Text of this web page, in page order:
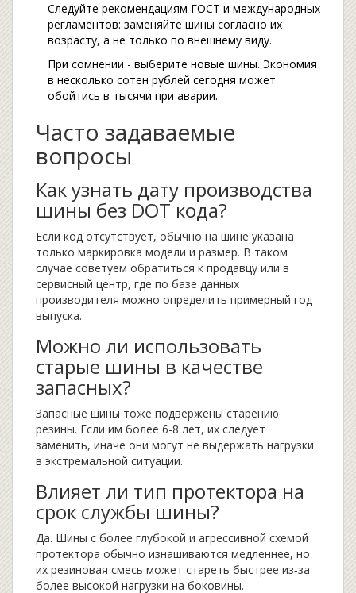
Следуйте рекомендациям ГОСТ и международных
регламентов: заменяйте шины согласно их
возрасту, а не только по внешнему виду.
При сомнении - выберите новые шины. Экономия
в несколько сотен рублей сегодня может
обойтись в тысячи при аварии.
Часто задаваемые
вопросы
Как узнать дату производства
шины без DOT кода?
Если код отсутствует, обычно на шине указана
только маркировка модели и размер. В таком
случае советуем обратиться к продавцу или в
сервисный центр, где по базе данных
производителя можно определить примерный год
выпуска.
Можно ли использовать
старые шины в качестве
запасных?
Запасные шины тоже подвержены старению
резины. Если им более 6-8 лет, их следует
заменить, иначе они могут не выдержать нагрузки
в экстремальной ситуации.
Влияет ли тип протектора на
срок службы шины?
Да. Шины с более глубокой и агрессивной схемой
протектора обычно изнашиваются медленнее, но
их резиновая смесь может стареть быстрее из‑за
более высокой нагрузки на боковины.